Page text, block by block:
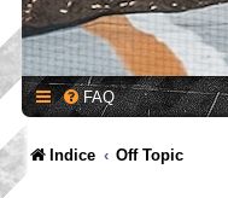
FAQ
Indice Off Topic